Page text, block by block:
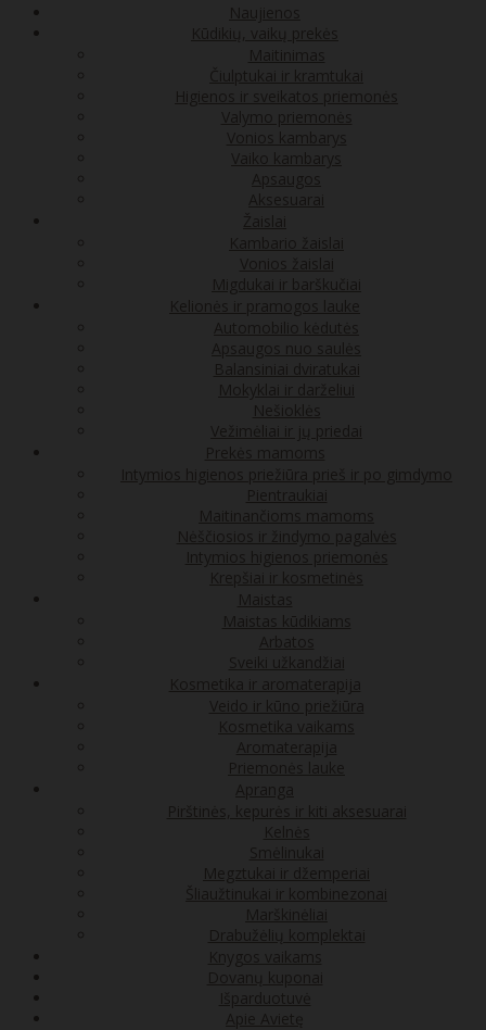
Naujienos
Kūdikių, vaikų prekės
Maitinimas
Čiulptukai ir kramtukai
Higienos ir sveikatos priemonės
Valymo priemonės
Vonios kambarys
Vaiko kambarys
Apsaugos
Aksesuarai
Žaislai
Kambario žaislai
Vonios žaislai
Migdukai ir barškučiai
Kelionės ir pramogos lauke
Automobilio kėdutės
Apsaugos nuo saulės
Balansiniai dviratukai
Mokyklai ir darželiui
Nešioklės
Vežimėliai ir jų priedai
Prekės mamoms
Intymios higienos priežiūra prieš ir po gimdymo
Pientraukiai
Maitinančioms mamoms
Nėščiosios ir žindymo pagalvės
Intymios higienos priemonės
Krepšiai ir kosmetinės
Maistas
Maistas kūdikiams
Arbatos
Sveiki užkandžiai
Kosmetika ir aromaterapija
Veido ir kūno priežiūra
Kosmetika vaikams
Aromaterapija
Priemonės lauke
Apranga
Pirštinės, kepurės ir kiti aksesuarai
Kelnės
Smėlinukai
Megztukai ir džemperiai
Šliaužtinukai ir kombinezonai
Marškinėliai
Drabužėlių komplektai
Knygos vaikams
Dovanų kuponai
Išparduotuvė
Apie Avietę